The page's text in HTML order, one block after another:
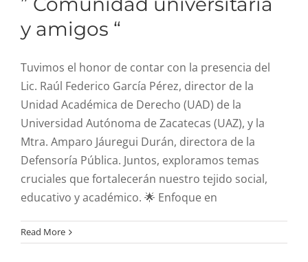
y amigos “
Tuvimos el honor de contar con la presencia del
Lic. Raúl Federico García Pérez, director de la
Unidad Académica de Derecho (UAD) de la
Universidad Autónoma de Zacatecas (UAZ), y la
Mtra. Amparo Jáuregui Durán, directora de la
Defensoría Pública. Juntos, exploramos temas
cruciales que fortalecerán nuestro tejido social,
educativo y académico. 🌟 Enfoque en
Read More
” Día de la Familia “